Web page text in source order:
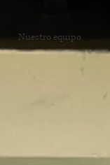
Nuestro equipo